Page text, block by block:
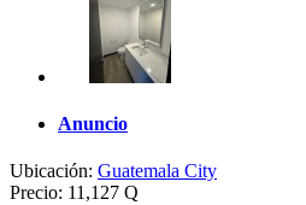
Anuncio
Ubicación: Guatemala City
Precio: 11,127 Q